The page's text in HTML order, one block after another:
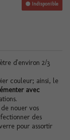
Indisponible
d'environ 2/3
couleur; ainsi, le
avec
nouer vos
des
pour assortir